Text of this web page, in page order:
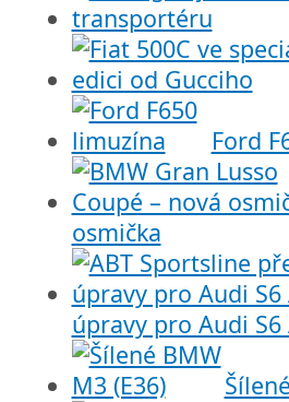
Ford
osmička
úpravy pro Audi S6